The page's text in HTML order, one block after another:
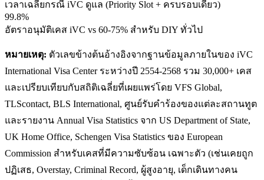
เวลาเฉลี่ยกรณี iVC ดูแล (Priority Slot + ครบรอบเดียว)
99.8%
อัตราอนุมัติเคส iVC vs 60-75% สำหรับ DIY ทั่วไป
หมายเหตุ: ตัวเลขข้างต้นอ้างอิงจากฐานข้อมูลภายในของ iVC
International Visa Center ระหว่างปี 2554-2568 รวม 30,000+ เคส
และเปรียบเทียบกับสถิติเฉลี่ยที่เผยแพร่โดย VFS Global,
TLScontact, BLS International, ศูนย์รับคำร้องของแต่ละสถานทูต
และรายงาน Annual Visa Statistics จาก US Department of State,
UK Home Office, Schengen Visa Statistics ของ European
Commission สำหรับเคสที่มีความซับซ้อน เฉพาะตัว (เช่นเคยถูก
ปฏิเสธ, Overstay, Criminal Record, ผู้สูงอายุ, เด็กเดินทางคน